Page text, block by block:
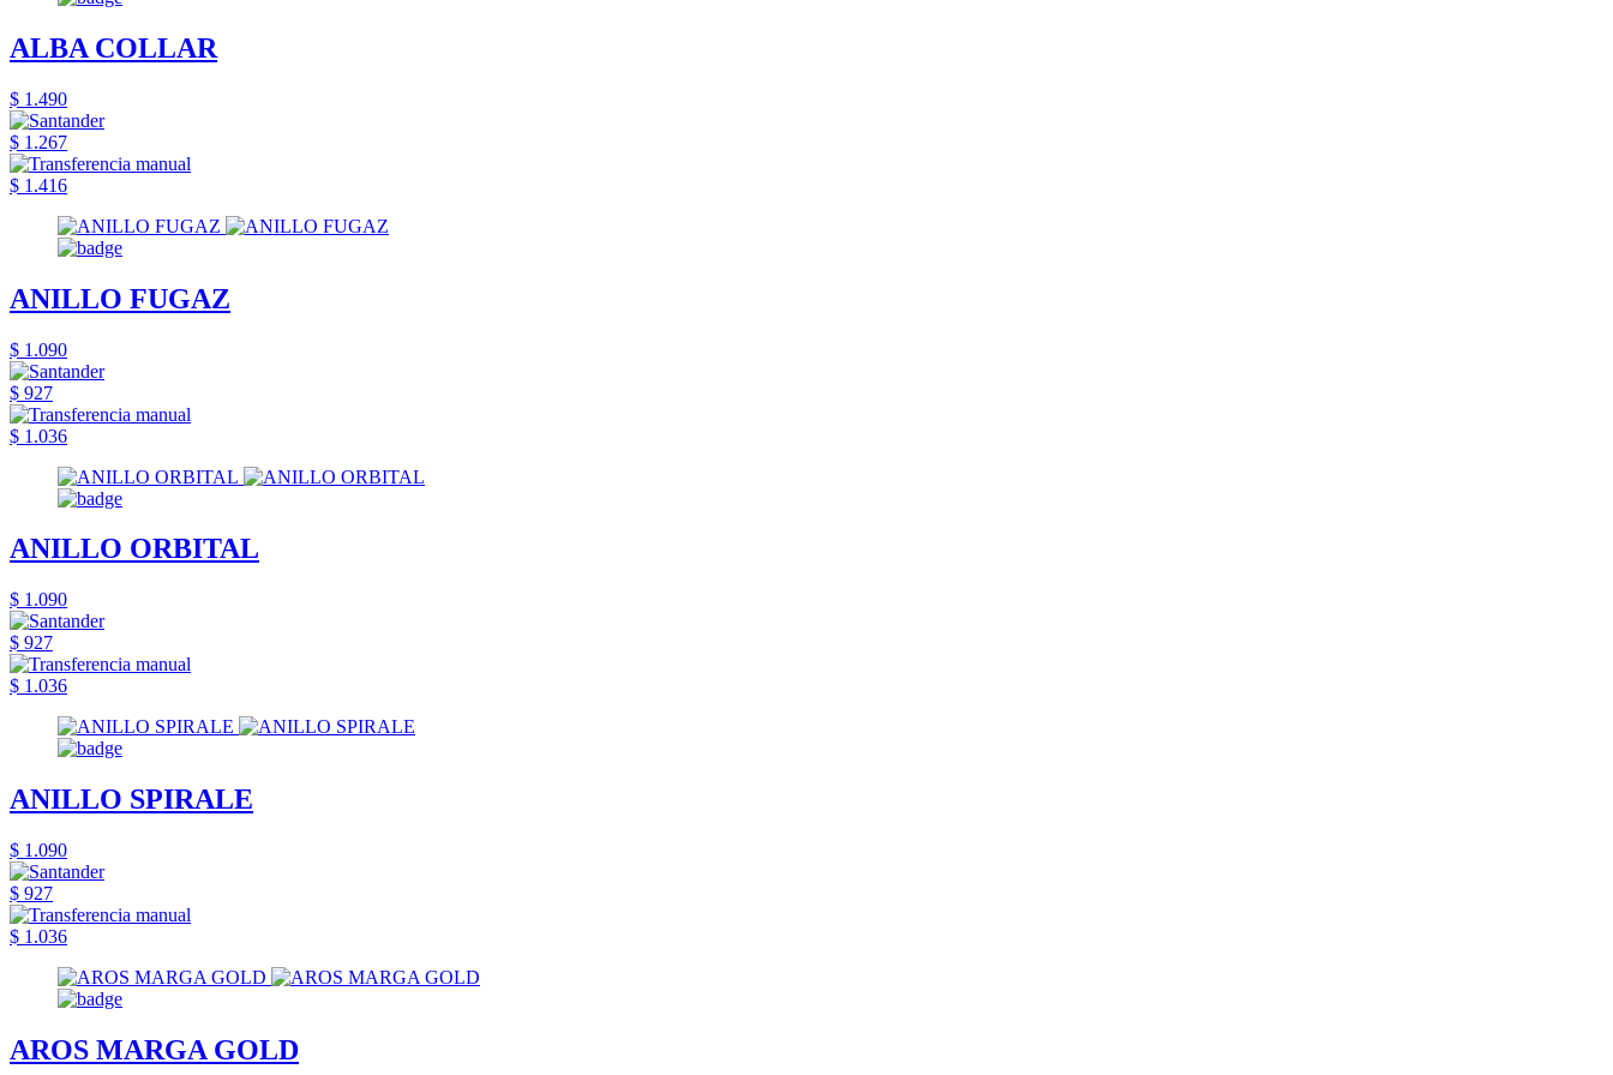
ALBA COLLAR
$ 1.490
$ 1.267
$ 1.416
ANILLO FUGAZ
$ 1.090
$ 927
$ 1.036
ANILLO ORBITAL
$ 1.090
$ 927
$ 1.036
ANILLO SPIRALE
$ 1.090
$ 927
$ 1.036
AROS MARGA GOLD